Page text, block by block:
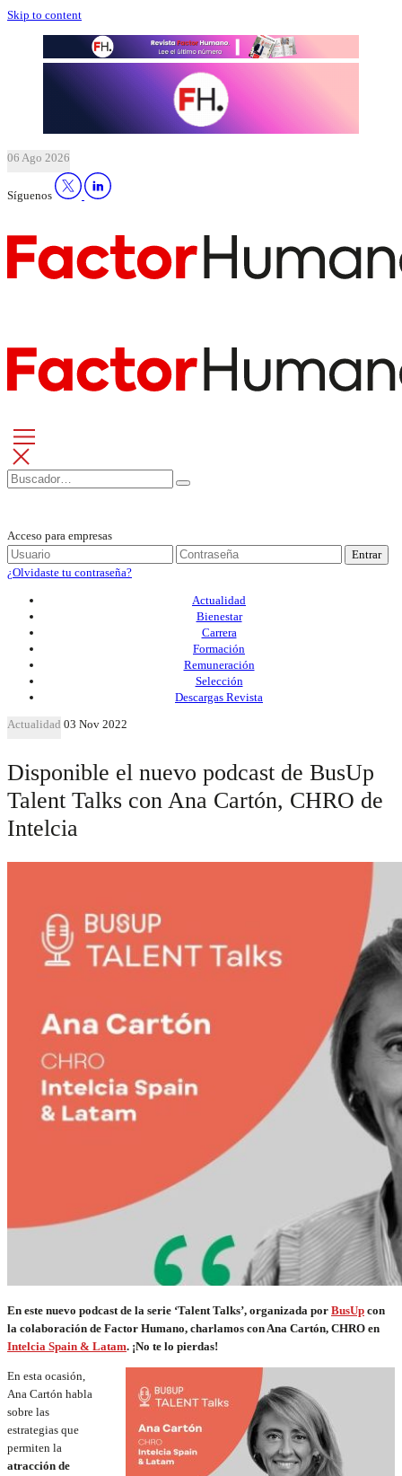
Skip to content
06 Ago 2026
Síguenos
Acceso para empresas
Entrar
¿Olvidaste tu contraseña?
Actualidad
Bienestar
Carrera
Formación
Remuneración
Selección
Descargas Revista
Actualidad 03 Nov 2022
Disponible el nuevo podcast de BusUp
Talent Talks con Ana Cartón, CHRO de
Intelcia
En este nuevo podcast de la serie ‘Talent Talks’, organizada por BusUp con
la colaboración de Factor Humano, charlamos con Ana Cartón, CHRO en
Intelcia Spain & Latam. ¡No te lo pierdas!
En esta ocasión,
Ana Cartón habla
sobre las
estrategias que
permiten la
atracción de